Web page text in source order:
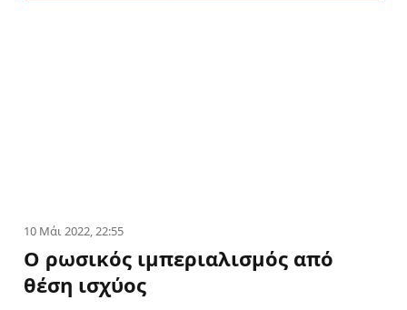
10 Μάι 2022, 22:55
Ο ρωσικός ιμπεριαλισμός από
θέση ισχύος